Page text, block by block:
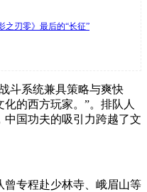
之刃零》最后的“长征”
斗系统兼具策略与爽快
的西方玩家。”。排队人
国功夫的吸引力跨越了文
专程赴少林寺、峨眉山等